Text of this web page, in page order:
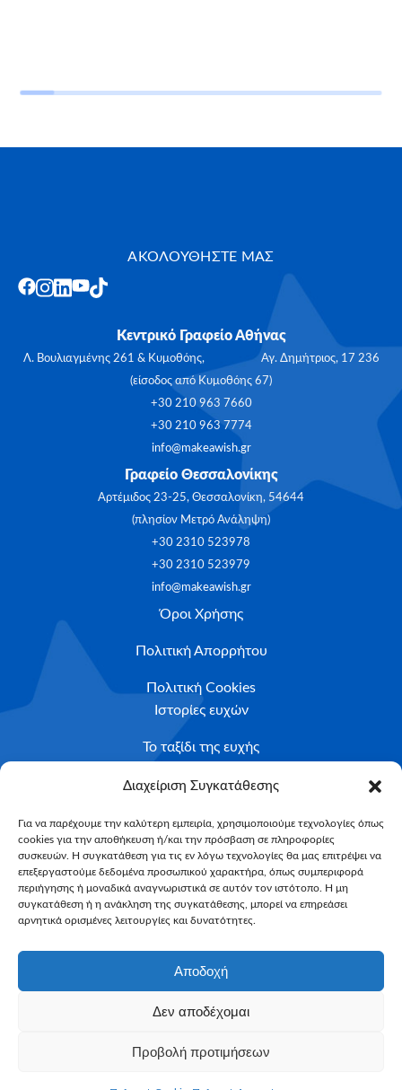
Διαχείριση Συγκατάθεσης
Για να παρέχουμε την καλύτερη εμπειρία, χρησιμοποιούμε τεχνολογίες όπως
cookies για την αποθήκευση ή/και την πρόσβαση σε πληροφορίες
συσκευών. Η συγκατάθεση για τις εν λόγω τεχνολογίες θα μας επιτρέψει να
επεξεργαστούμε δεδομένα προσωπικού χαρακτήρα, όπως συμπεριφορά
περιήγησης ή μοναδικά αναγνωριστικά σε αυτόν τον ιστότοπο. Η μη
συγκατάθεση ή η ανάκληση της συγκατάθεσης, μπορεί να επηρεάσει
αρνητικά ορισμένες λειτουργίες και δυνατότητες.
Αποδοχή
Δεν αποδέχομαι
Προβολή προτιμήσεων
ΑΚΟΛΟΥΘΗΣΤΕ ΜΑΣ
Κεντρικό Γραφείο Αθήνας
Λ. Βουλιαγμένης 261 & Κυμοθόης, Αγ. Δημήτριος, 17 236
(είσοδος από Κυμοθόης 67)
+30 210 963 7660
+30 210 963 7774
info@makeawish.gr
Γραφείο Θεσσαλονίκης
Αρτέμιδος 23-25, Θεσσαλονίκη, 54644
(πλησίον Μετρό Ανάληψη)
+30 2310 523978
+30 2310 523979
info@makeawish.gr
Όροι Χρήσης
Πολιτική Απορρήτου
Πολιτική Cookies
Ιστορίες ευχών
Το ταξίδι της ευχής
Κριτήρια Καταλληλότητας
Υποβολή Αιτήματος
NEWSLETTER
Email*
All Rights Reserved